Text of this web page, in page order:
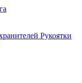
Рукоятки